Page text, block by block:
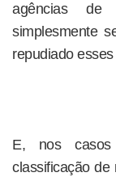
agências de
simplesmente
repudiado
E, nos
classificação